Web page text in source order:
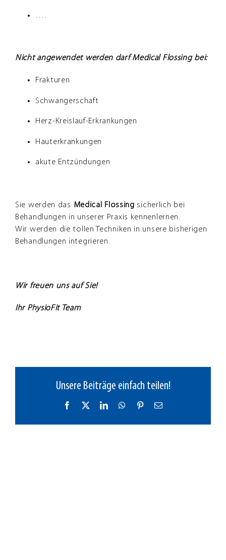
….
Nicht angewendet werden darf Medical Flossing bei:
Frakturen
Schwangerschaft
Herz-Kreislauf-Erkrankungen
Hauterkrankungen
akute Entzündungen
Sie werden das Medical Flossing sicherlich bei
Behandlungen in unserer Praxis kennenlernen.
Wir werden die tollen Techniken in unsere bisherigen
Behandlungen integrieren.
Wir freuen uns auf Sie!
Ihr PhysioFit Team
Unsere Beiträge einfach teilen!
Facebook LinkedInWhatsApp
Pinterest